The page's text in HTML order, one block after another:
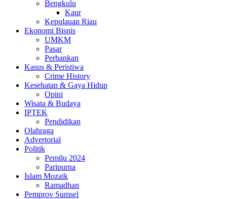
Bengkulu
Kaur
Kepulauan Riau
Ekonomi Bisnis
UMKM
Pasar
Perbankan
Kasus & Peristiwa
Crime History
Kesehatan & Gaya Hidup
Opini
Wisata & Budaya
IPTEK
Pendidikan
Olahraga
Advertorial
Politik
Pemilu 2024
Paripurna
Islam Mozaik
Ramadhan
Pemprov Sumsel